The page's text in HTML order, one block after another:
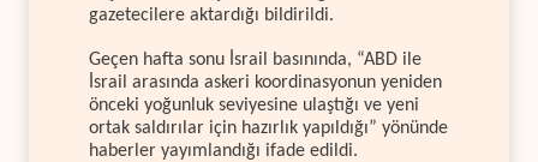
gazetecilere aktardığı bildirildi.
Geçen hafta sonu İsrail basınında, “ABD ile
İsrail arasında askeri koordinasyonun yeniden
önceki yoğunluk seviyesine ulaştığı ve yeni
ortak saldırılar için hazırlık yapıldığı” yönünde
haberler yayımlandığı ifade edildi.